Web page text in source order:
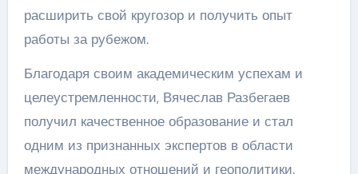
расширить свой кругозор и получить опыт
работы за рубежом.
Благодаря своим академическим успехам и
целеустремленности, Вячеслав Разбегаев
получил качественное образование и стал
одним из признанных экспертов в области
международных отношений и геополитики.